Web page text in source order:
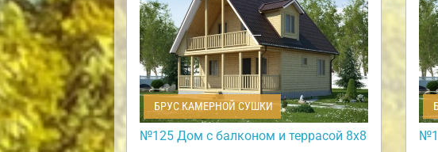
БРУС КАМЕРНОЙ СУШКИ
№125 Дом с балконом и террасой 8х8